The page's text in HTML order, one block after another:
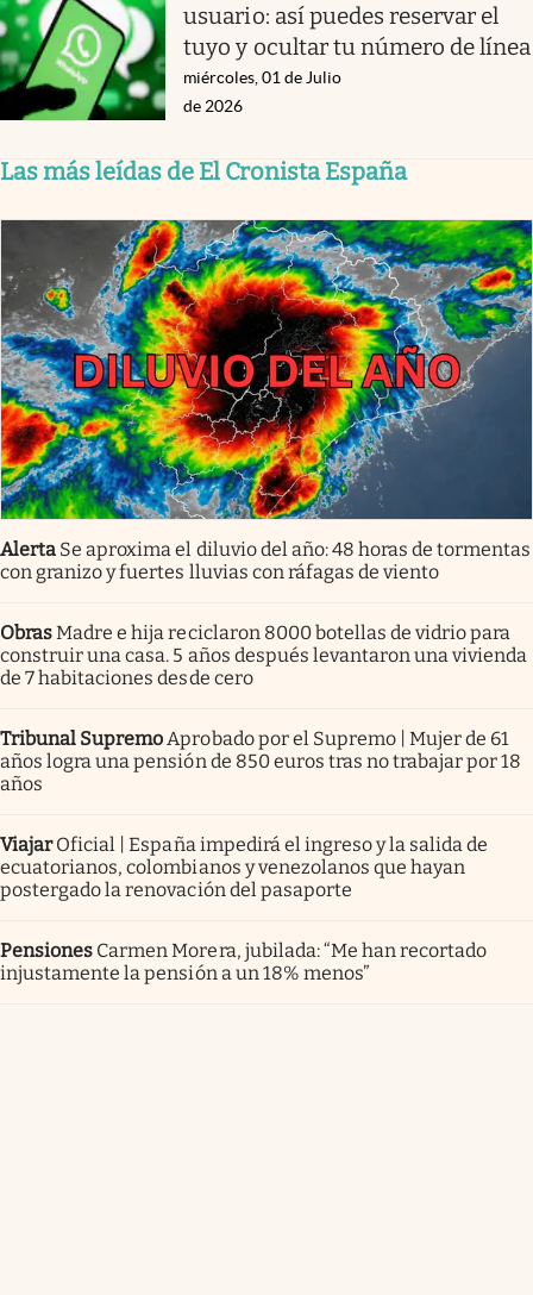
usuario: así puedes reservar el
tuyo y ocultar tu número de línea
miércoles, 01 de Julio
de 2026
Las más leídas de El Cronista España
Alerta Se aproxima el diluvio del año: 48 horas de tormentas
con granizo y fuertes lluvias con ráfagas de viento
ObrasMadre e hija reciclaron 8000 botellas de vidrio para
construir una casa. 5 años después levantaron una vivienda
de 7 habitaciones desde cero
Tribunal Supremo Aprobado por el Supremo | Mujer de 61
años logra una pensión de 850 euros tras no trabajar por 18
años
Viajar Oficial | España impedirá el ingreso y la salida de
ecuatorianos, colombianos y venezolanos que hayan
postergado la renovación del pasaporte
Pensiones Carmen Morera, jubilada: “Me han recortado
injustamente la pensión a un 18% menos”